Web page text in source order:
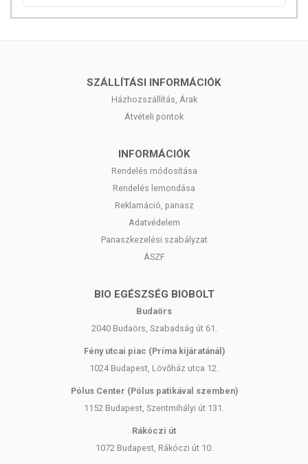
nem alkalmas orvosi kezelés helyettesítésére! Betegség esetén
érzékeny vagy allergiás! Kisgyermekektől elzárva tartandó!
SZÁLLÍTÁSI INFORMÁCIÓK
Házhozszállítás, Árak
Átvételi pontok
INFORMÁCIÓK
Rendelés módosítása
Rendelés lemondása
Reklamáció, panasz
Adatvédelem
Panaszkezelési szabályzat
ÁSZF
BIO EGÉSZSÉG BIOBOLT
Budaörs
2040 Budaörs, Szabadság út 61.
Fény utcai piac (Príma kijáratánál)
1024 Budapest, Lövőház utca 12.
Pólus Center (Pólus patikával szemben)
1152 Budapest, Szentmihályi út 131.
Rákóczi út
1072 Budapest, Rákóczi út 10.